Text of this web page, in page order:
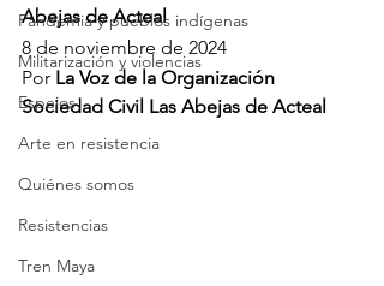
Pandemia y pueblos indígenas
Militarización y violencias
Espejos
Arte en resistencia
Quiénes somos
Resistencias
Tren Maya
Abejas de Acteal
8 de noviembre de 2024
Por La Voz de la Organización
Sociedad Civil Las Abejas de Acteal